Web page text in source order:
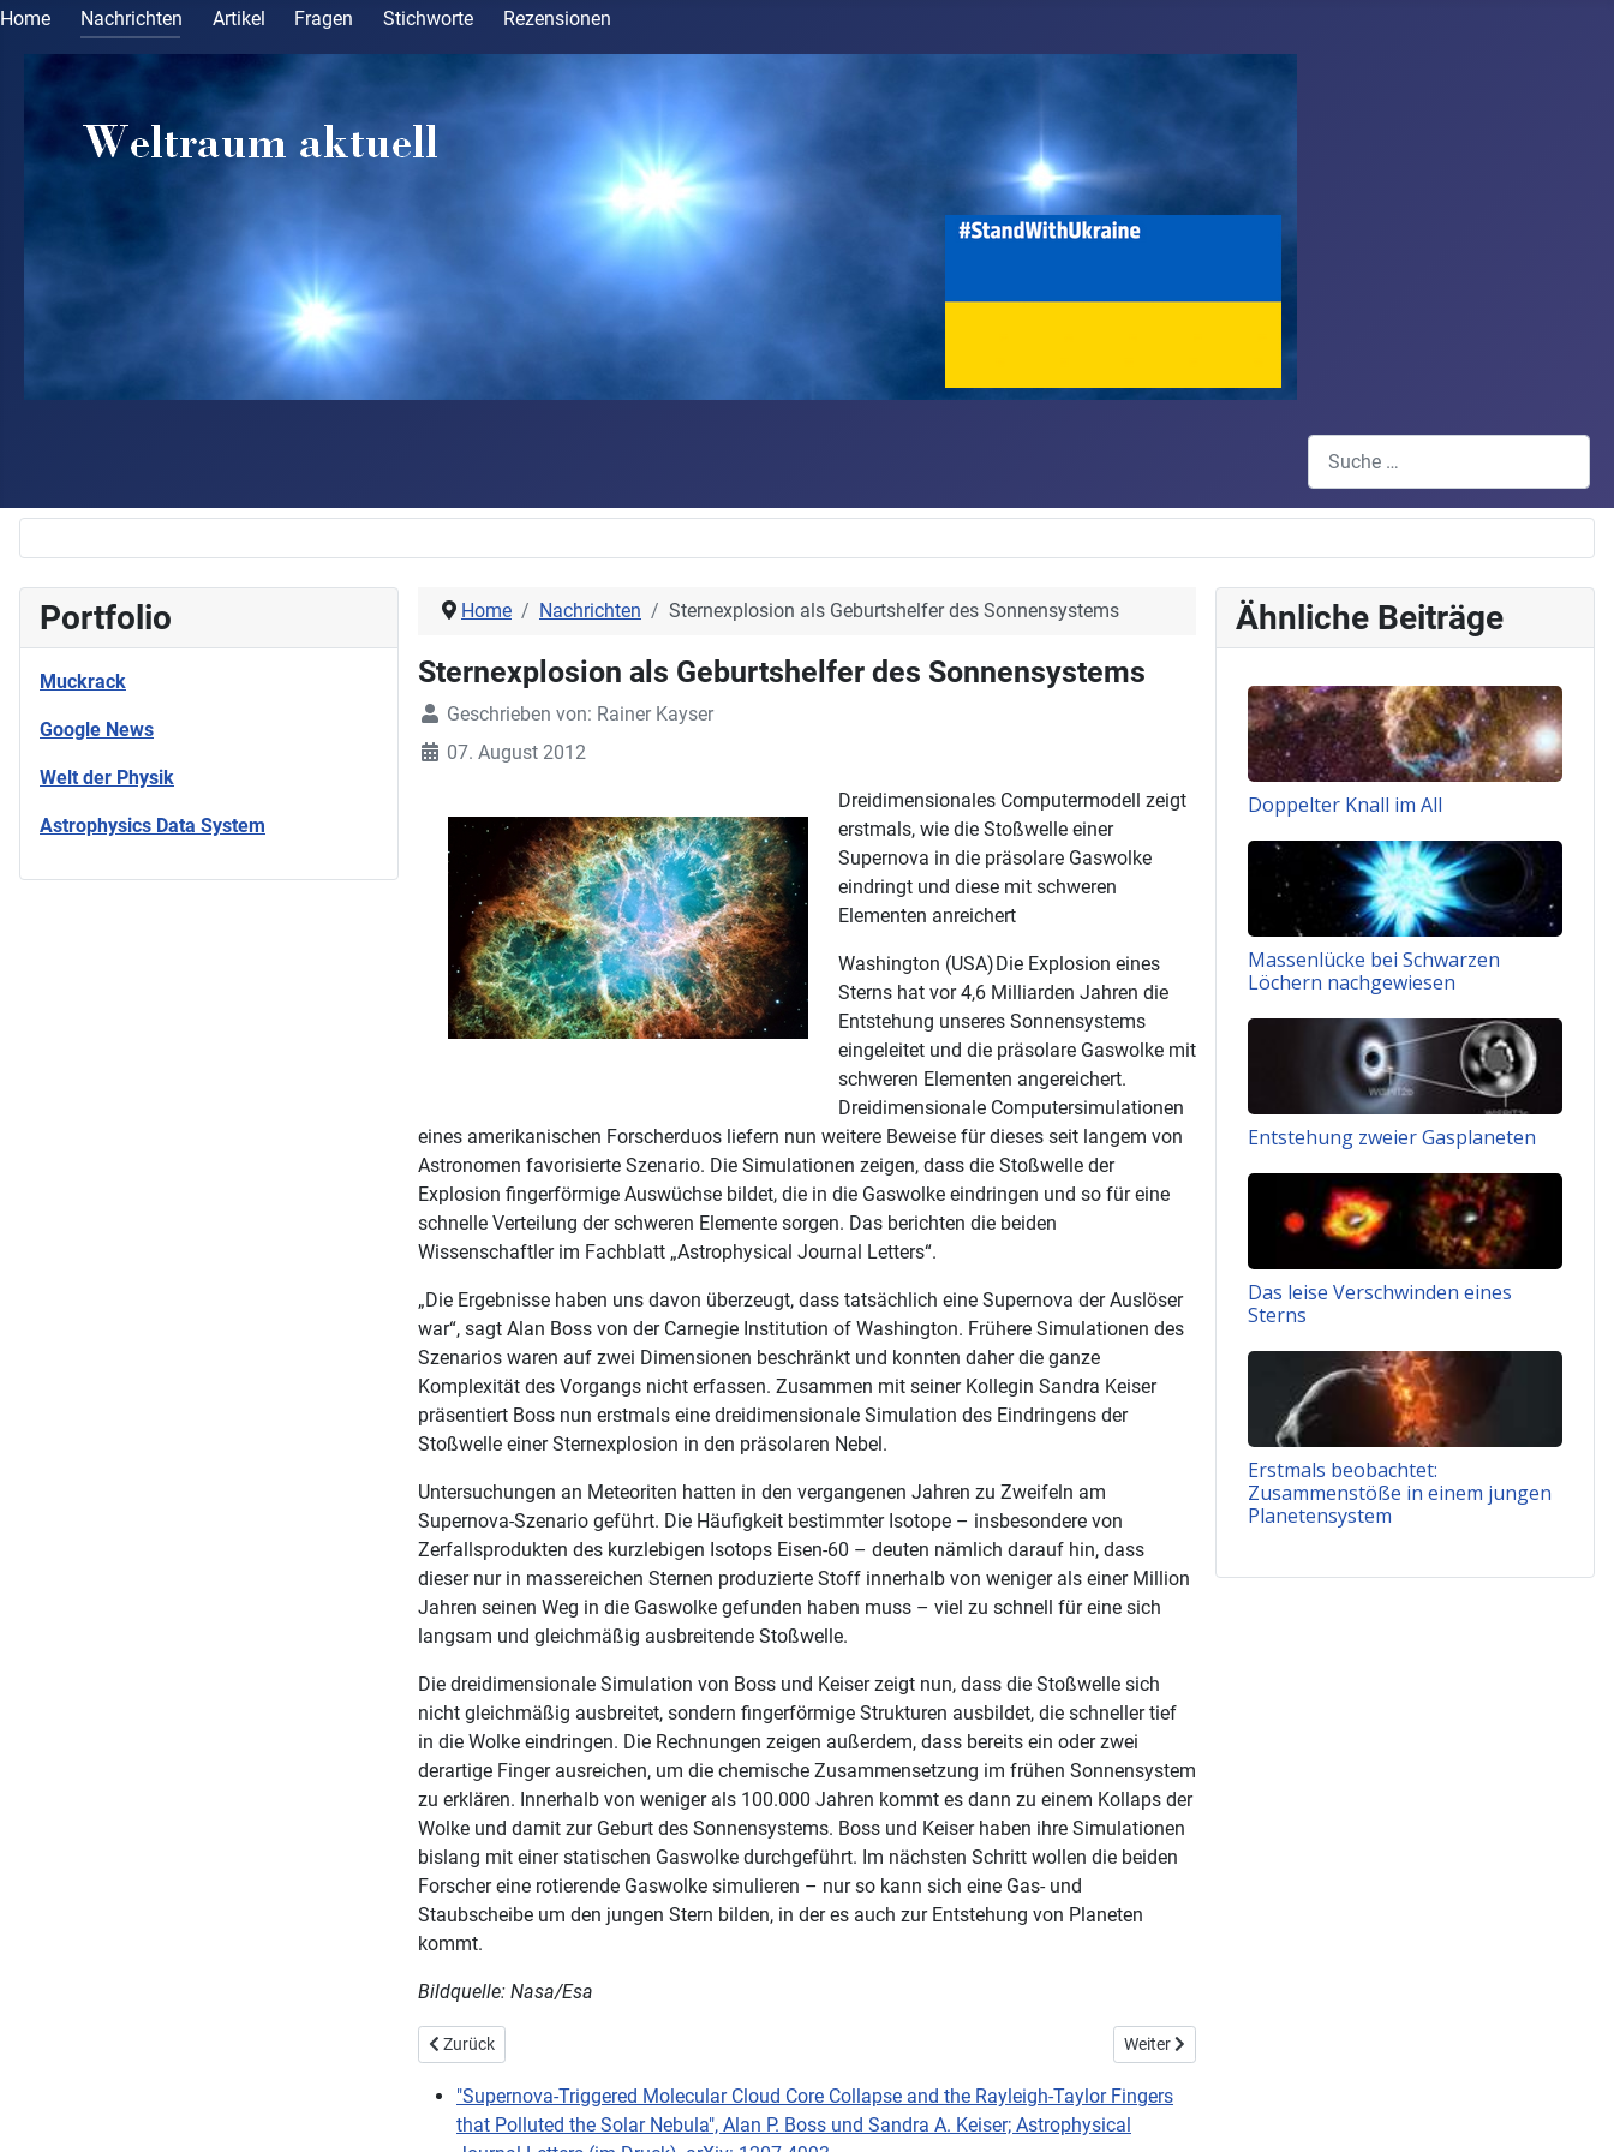
Home Nachrichten Artikel Fragen Stichworte Rezensionen
Suchen
Portfolio
Muckrack
Google News
Welt der Physik
Astrophysics Data System
Home Nachrichten Sternexplosion als Geburtshelfer des Sonnensystems
Sternexplosion als Geburtshelfer des Sonnensystems
Geschrieben von: Rainer Kayser
07. August 2012
Dreidimensionales Computermodell zeigt
erstmals, wie die Stoßwelle einer
Supernova in die präsolare Gaswolke
eindringt und diese mit schweren
Elementen anreichert
Washington (USA) Die Explosion eines
Sterns hat vor 4,6 Milliarden Jahren die
Entstehung unseres Sonnensystems
eingeleitet und die präsolare Gaswolke mit
schweren Elementen angereichert.
Dreidimensionale Computersimulationen
eines amerikanischen Forscherduos liefern nun weitere Beweise für dieses seit langem von
Astronomen favorisierte Szenario. Die Simulationen zeigen, dass die Stoßwelle der
Explosion fingerförmige Auswüchse bildet, die in die Gaswolke eindringen und so für eine
schnelle Verteilung der schweren Elemente sorgen. Das berichten die beiden
Wissenschaftler im Fachblatt „Astrophysical Journal Letters“.
„Die Ergebnisse haben uns davon überzeugt, dass tatsächlich eine Supernova der Auslöser
war“, sagt Alan Boss von der Carnegie Institution of Washington. Frühere Simulationen des
Szenarios waren auf zwei Dimensionen beschränkt und konnten daher die ganze
Komplexität des Vorgangs nicht erfassen. Zusammen mit seiner Kollegin Sandra Keiser
präsentiert Boss nun erstmals eine dreidimensionale Simulation des Eindringens der
Stoßwelle einer Sternexplosion in den präsolaren Nebel.
Untersuchungen an Meteoriten hatten in den vergangenen Jahren zu Zweifeln am
Supernova-Szenario geführt. Die Häufigkeit bestimmter Isotope – insbesondere von
Zerfallsprodukten des kurzlebigen Isotops Eisen-60 – deuten nämlich darauf hin, dass
dieser nur in massereichen Sternen produzierte Stoff innerhalb von weniger als einer Million
Jahren seinen Weg in die Gaswolke gefunden haben muss – viel zu schnell für eine sich
langsam und gleichmäßig ausbreitende Stoßwelle.
Die dreidimensionale Simulation von Boss und Keiser zeigt nun, dass die Stoßwelle sich
nicht gleichmäßig ausbreitet, sondern fingerförmige Strukturen ausbildet, die schneller tief
in die Wolke eindringen. Die Rechnungen zeigen außerdem, dass bereits ein oder zwei
derartige Finger ausreichen, um die chemische Zusammensetzung im frühen Sonnensystem
zu erklären. Innerhalb von weniger als 100.000 Jahren kommt es dann zu einem Kollaps der
Wolke und damit zur Geburt des Sonnensystems. Boss und Keiser haben ihre Simulationen
bislang mit einer statischen Gaswolke durchgeführt. Im nächsten Schritt wollen die beiden
Forscher eine rotierende Gaswolke simulieren – nur so kann sich eine Gas- und
Staubscheibe um den jungen Stern bilden, in der es auch zur Entstehung von Planeten
kommt.
Bildquelle: Nasa/Esa
Vorheriger Beitrag: Wie Monstersterne entstehen
Zurück Nächster Beitrag: Überraschender Fund: Eine Spiralgalaxie im
Weiter
"Supernova-Triggered Molecular Cloud Core Collapse and the Rayleigh-Taylor Fingers
that Polluted the Solar Nebula", Alan P. Boss und Sandra A. Keiser; Astrophysical
Ähnliche Beiträge
Doppelter Knall im All
Massenlücke bei Schwarzen
Löchern nachgewiesen
Entstehung zweier Gasplaneten
Das leise Verschwinden eines
Sterns
Erstmals beobachtet:
Zusammenstöße in einem jungen
Planetensystem